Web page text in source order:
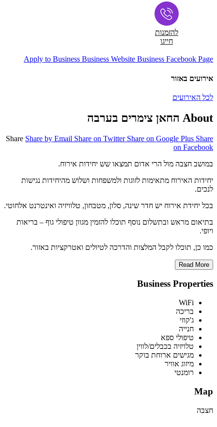
להזמנות
חייגו
Apply to Business Business Website Business Facebook Page
אירועים באזור
לכל האירועים
About החאן צימרים בערבה
Share Share by Email Share on Twitter Share on Google Plus Share
on Facebook
במושב חצבה מול הרי אדום תמצאו שש יחידות אירוח.
יחידות האירוח מתאימות לזוגות ולמשפחות ושלוש מהיחידות נגישות
לנכים.
בכל יחידת אירוח יש חדר שינה, סלון, מטבחון, טלוויזיה ואינטרנט אלחוטי.
בתיאום מראש ובתשלום נוסף תוכלו להזמין מגוון טיפולי גוף – בריאות
ויופי.
כמו כן, תוכלו לקבל המלצות והדרכה לטיולים ואטרקציות באזור.
Read More
Business Properties
WiFi
בריכה
ג'קוזי
חנייה
טיפולי ספא
טלויזיה בכבלים/לווין
מגישים ארוחת בוקר
מיזוג אוויר
רומנטי
Map
חצבה